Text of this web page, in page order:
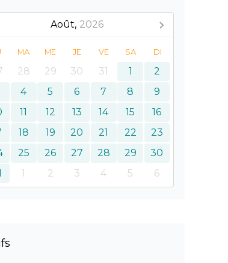
Août, 2026
MA ME JE VE SA DI
28 29 30 31 1
2
4 5 6 7 8
9
11 12 13 14 15
16
18 19 20 21 22
23
25 26 27 28 29
30
1 2 3 4 5 6